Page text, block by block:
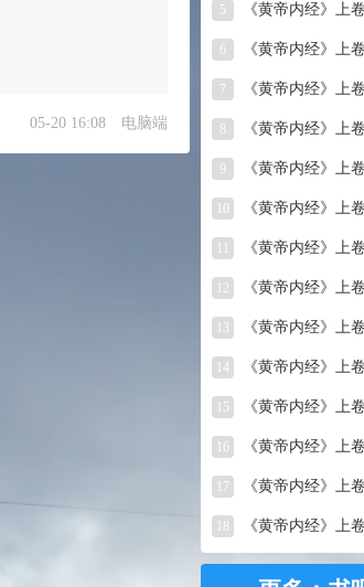
5 《黄帝内经》上卷（20
6 《黄帝内经》上卷（19
7 《黄帝内经》上卷（18
《黄帝内经》上卷（17
9 《黄帝内经》上卷（16
《黄帝内经》上卷（
《黄帝内经》上卷（14
12 《黄帝内经》上卷（13
13 《黄帝内经》上卷（12
14 《黄帝内经》上卷（
15 《黄帝内经》上卷（
16 《黄帝内经》上卷（
17 《黄帝内经》上卷（08
《黄帝内经》上卷（
05-20 16:08 电脑端